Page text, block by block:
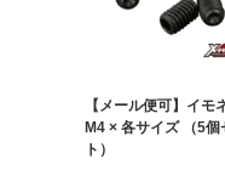
【メール便可】イモ
M4 × 各サイズ （5個
ト）